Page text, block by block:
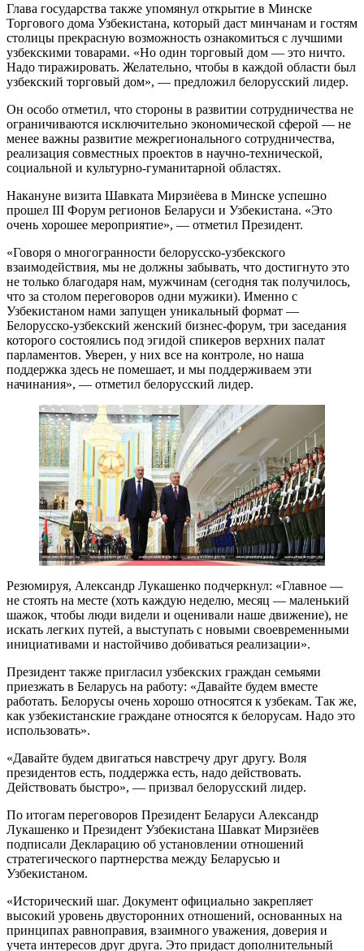
Глава государства также упомянул открытие в Минске
Торгового дома Узбекистана, который даст минчанам и гостям
столицы прекрасную возможность ознакомиться с лучшими
узбекскими товарами. «Но один торговый дом — это ничто.
Надо тиражировать. Желательно, чтобы в каждой области был
узбекский торговый дом», — предложил белорусский лидер.
Он особо отметил, что стороны в развитии сотрудничества не
ограничиваются исключительно экономической сферой — не
менее важны развитие межрегионального сотрудничества,
реализация совместных проектов в научно-технической,
социальной и культурно-гуманитарной областях.
Накануне визита Шавката Мирзиёева в Минске успешно
прошел III Форум регионов Беларуси и Узбекистана. «Это
очень хорошее мероприятие», — отметил Президент.
«Говоря о многогранности белорусско-узбекского
взаимодействия, мы не должны забывать, что достигнуто это
не только благодаря нам, мужчинам (сегодня так получилось,
что за столом переговоров одни мужики). Именно с
Узбекистаном нами запущен уникальный формат —
Белорусско-узбекский женский бизнес-форум, три заседания
которого состоялись под эгидой спикеров верхних палат
парламентов. Уверен, у них все на контроле, но наша
поддержка здесь не помешает, и мы поддерживаем эти
начинания», — отметил белорусский лидер.
Резюмируя, Александр Лукашенко подчеркнул: «Главное —
не стоять на месте (хоть каждую неделю, месяц — маленький
шажок, чтобы люди видели и оценивали наше движение), не
искать легких путей, а выступать с новыми своевременными
инициативами и настойчиво добиваться реализации».
Президент также пригласил узбекских граждан семьями
приезжать в Беларусь на работу: «Давайте будем вместе
работать. Белорусы очень хорошо относятся к узбекам. Так же,
как узбекистанские граждане относятся к белорусам. Надо это
использовать».
«Давайте будем двигаться навстречу друг другу. Воля
президентов есть, поддержка есть, надо действовать.
Действовать быстро», — призвал белорусский лидер.
По итогам переговоров Президент Беларуси Александр
Лукашенко и Президент Узбекистана Шавкат Мирзиёев
подписали Декларацию об установлении отношений
стратегического партнерства между Беларусью и
Узбекистаном.
«Исторический шаг. Документ официально закрепляет
высокий уровень двусторонних отношений, основанных на
принципах равноправия, взаимного уважения, доверия и
учета интересов друг друга. Это придаст дополнительный